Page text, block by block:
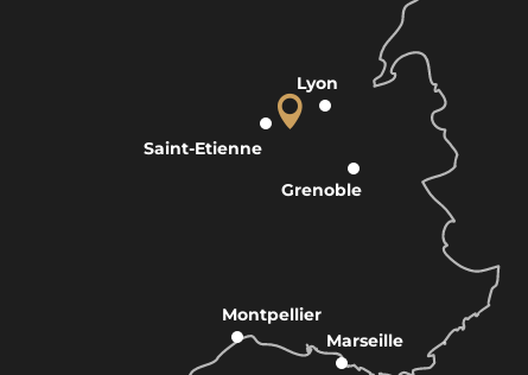
Lyon
Grenoble
Marseille
Montpellier
Saint-Etienne